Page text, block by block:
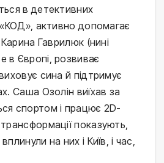
в детективних
«КОД», активно допомагає
Карина Гаврилюк (нині
в Європі, розвиває
сина й підтримує
Саша Озолін виїхав за
спортом і працює 2D-
показують,
на них і Київ, і час,